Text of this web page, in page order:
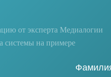
от эксперта Медиалогии
системы на примере